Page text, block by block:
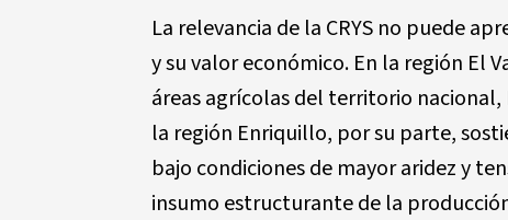
La relevancia de la CRYS no puede
y su valor económico. En la región El
áreas agrícolas del territorio nacional,
la región Enriquillo, por su parte,
bajo condiciones de mayor aridez y
insumo estructurante de la